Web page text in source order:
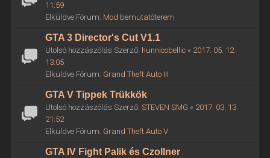
11:59
Elküldve Fórum: Mod bemutatóterem
GTA 3 Director's Cut V1.1
Utolsó hozzászólás Szerző: hunnicobellic« 2017. 05. 12.
13:05
Elküldve Fórum: Grand Theft Auto III
GTA V Tippek Trükkök
Utolsó hozzászólás Szerző: STEVEN SMG « 2017. 03. 13.
21:52
Elküldve Fórum: Grand Theft Auto V
GTA IV Fight Palik és Czollner